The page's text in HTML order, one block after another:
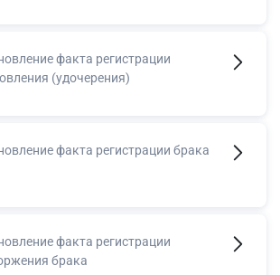
факта регистрации
(удочерения)
факта регистрации брака
факта регистрации
брака